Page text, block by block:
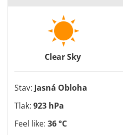
Clear Sky
Stav: Jasná Obloha
Tlak: 923 hPa
Feel like: 36 °C